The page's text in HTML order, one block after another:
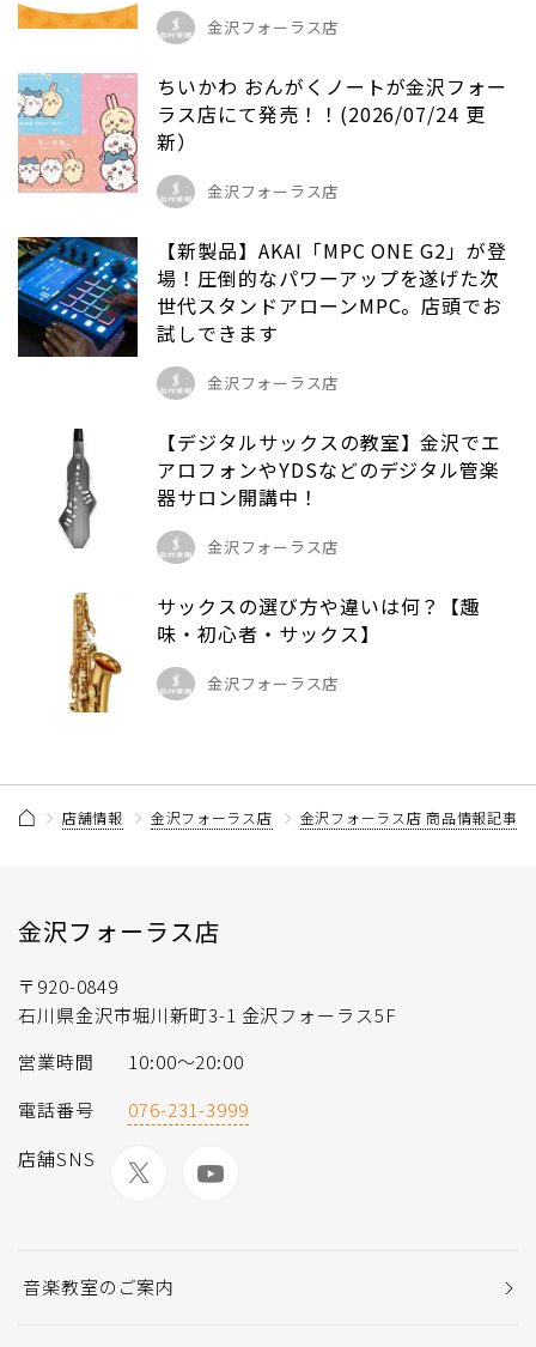
金沢フォーラス店
ちいかわ おんがくノートが金沢フォー
ラス店にて発売！！(2026/07/24 更
新）
金沢フォーラス店
【新製品】AKAI「MPC ONE G2」が登
場！圧倒的なパワーアップを遂げた次
世代スタンドアローンMPC。店頭でお
試しできます
金沢フォーラス店
【デジタルサックスの教室】金沢でエ
アロフォンやYDSなどのデジタル管楽
器サロン開講中！
金沢フォーラス店
サックスの選び方や違いは何？【趣
味・初心者・サックス】
金沢フォーラス店
店舗情報 金沢フォーラス店 金沢フォーラス店 商品情報記事一
金沢フォーラス店
〒920-0849
石川県金沢市堀川新町3-1 金沢フォーラス5F
営業時間
10:00〜20:00
電話番号
076-231-3999
店舗SNS
音楽教室のご案内